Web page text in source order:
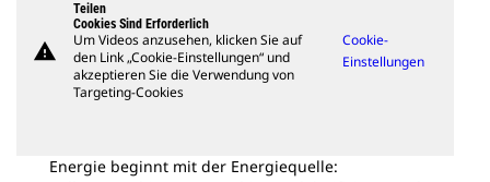
warning
Teilen
Cookies Sind Erforderlich
Um Videos anzusehen, klicken Sie auf
den Link „Cookie-Einstellungen“ und
akzeptieren Sie die Verwendung von
Targeting-Cookies
Cookie-
Einstellungen
Energie beginnt mit der Energiequelle: